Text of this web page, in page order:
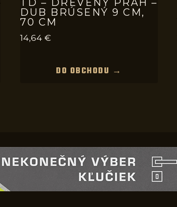
DUB BRÚSENÝ 9 CM,
70 CM
14,64 €
DO OBCHODU →